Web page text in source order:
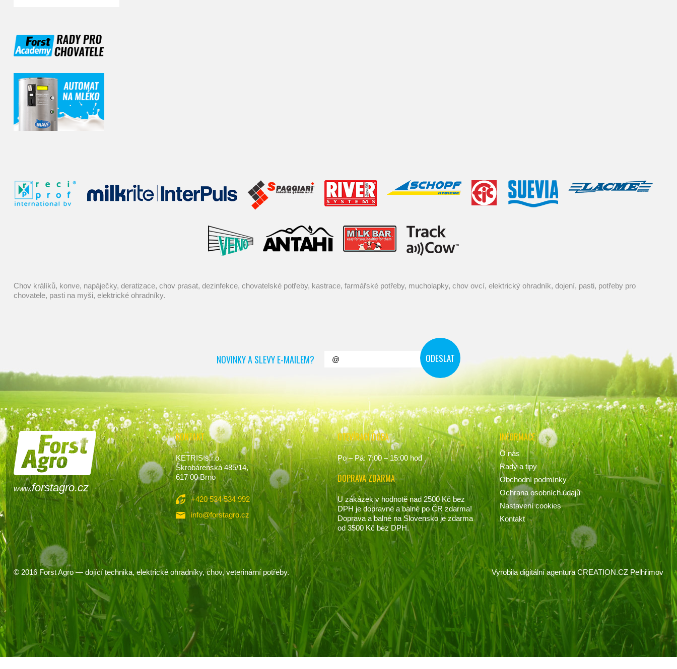
chov králíků, konve, napáječky, deratizace, chov prasat, dezinfekce, chovatelské potřeby, kastrace, farmářské potřeby, mucholapky, chov ovcí, elektrický ohradník, dojení, pasti, potřeby pro
chovatele, pasti na myši, elektrické ohradníky.
NOVINKY A SLEVY E-MAILEM?
www.forstagro.cz
KONTAKT
KETRIS s.r.o.
Škrobárenská 485/14,
617 00 Brno
+420 534 534 992
info@forstagro.cz
OTEVÍRACÍ DOBA
Po – Pá: 7:00 – 15:00 hod
DOPRAVA ZDARMA
U zákázek v hodnotě nad 2500 Kč bez
DPH je dopravné a balné po ČR zdarma!
Doprava a balné na Slovensko je zdarma
od 3500 Kč bez DPH.
INFORMACE
O nás
Rady a tipy
Obchodní podmínky
Ochrana osobních údajů
Nastavení cookies
Kontakt
© 2016 Forst Agro— dojící technika, elektrické ohradníky, chov, veterinární potřeby. Vyrobiladigitální agentura CREATION.CZ Pelhřimov